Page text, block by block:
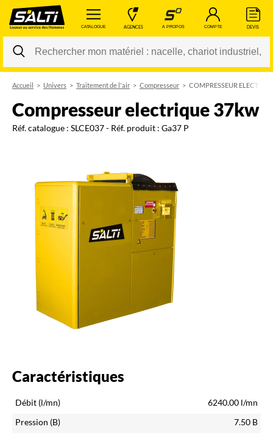
CATALOGUE AGENCES A PROPOS COMPTE DEVIS
Changer
Accueil Univers Traitement de l'air Compresseur COMPRESSEUR
compresseur electrique 37kw
Réf. catalogue : SLCE037- Réf. produit : Ga37 P
Caractéristiques
Débit (l/mn) 6240.00 l/mn
Pression (B)
7.50 B